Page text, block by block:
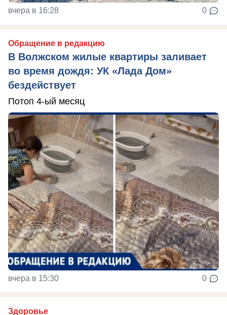
вчера в 16:28 0
Обращение в редакцию
В Волжском жилые квартиры заливает
во время дождя: УК «Лада Дом»
бездействует
Потоп 4-ый месяц
вчера в 15:30 0
Здоровье